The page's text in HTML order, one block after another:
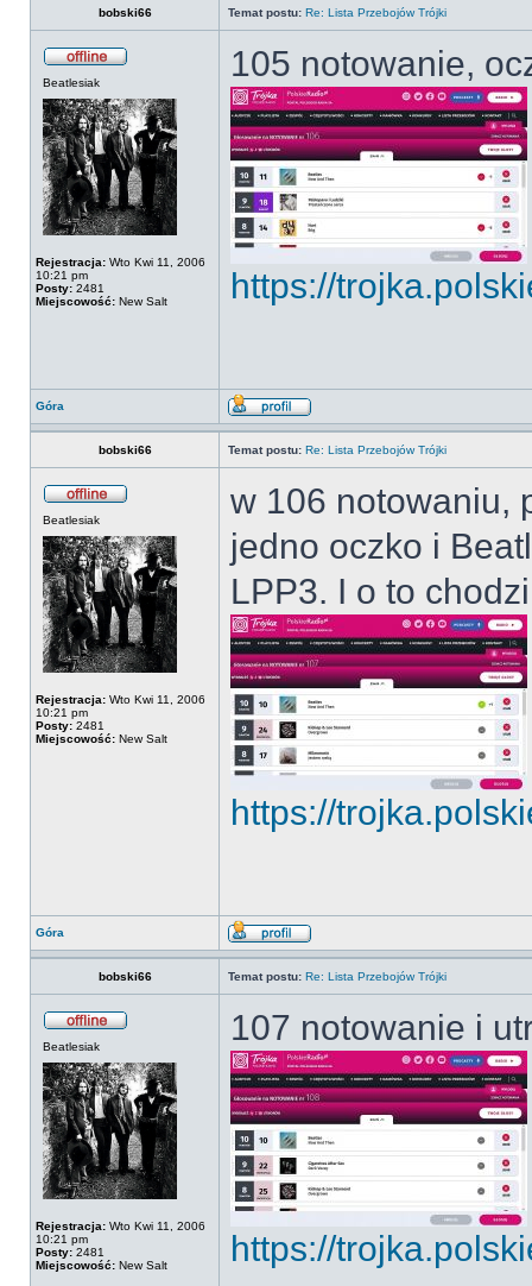
bobski66 Temat postu: Re: Lista Przebojów Trójki
Beatlesiak
Rejestracja: Wto Kwi 11, 2006
10:21 pm
Posty: 2481
Miejscowość: New Salt
105 notowanie,
https://
Góra
bobski66 Temat postu: Re: Lista Przebojów Trójki
Beatlesiak
Rejestracja: Wto Kwi 11, 2006
10:21 pm
Posty: 2481
Miejscowość: New Salt
w 106 notowaniu,
jedno oczko i
LPP3. I o to
https://
Góra
bobski66 Temat postu: Re: Lista Przebojów Trójki
Beatlesiak
Rejestracja: Wto Kwi 11, 2006
10:21 pm
Posty: 2481
Miejscowość: New Salt
107 notowanie i
https://